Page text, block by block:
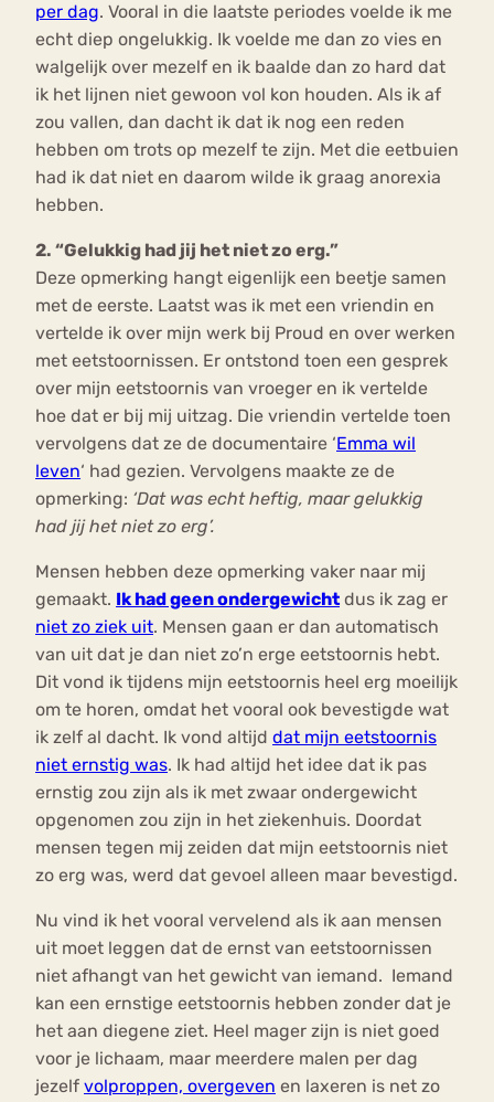
per dag. Vooral in die laatste periodes voelde ik me
echt diep ongelukkig. Ik voelde me dan zo vies en
walgelijk over mezelf en ik baalde dan zo hard dat
ik het lijnen niet gewoon vol kon houden. Als ik af
zou vallen, dan dacht ik dat ik nog een reden
hebben om trots op mezelf te zijn. Met die eetbuien
had ik dat niet en daarom wilde ik graag anorexia
hebben.
2. “Gelukkig had jij het niet zo erg.”
Deze opmerking hangt eigenlijk een beetje samen
met de eerste. Laatst was ik met een vriendin en
vertelde ik over mijn werk bij Proud en over werken
met eetstoornissen. Er ontstond toen een gesprek
over mijn eetstoornis van vroeger en ik vertelde
hoe dat er bij mij uitzag. Die vriendin vertelde toen
vervolgens dat ze de documentaire ‘Emma wil
leven‘ had gezien. Vervolgens maakte ze de
opmerking: ‘Dat was echt heftig, maar gelukkig
had jij het niet zo erg’.
Mensen hebben deze opmerking vaker naar mij
gemaakt. Ik had geen ondergewicht dus ik zag er
niet zo ziek uit. Mensen gaan er dan automatisch
van uit dat je dan niet zo’n erge eetstoornis hebt.
Dit vond ik tijdens mijn eetstoornis heel erg moeilijk
om te horen, omdat het vooral ook bevestigde wat
ik zelf al dacht. Ik vond altijd dat mijn eetstoornis
niet ernstig was. Ik had altijd het idee dat ik pas
ernstig zou zijn als ik met zwaar ondergewicht
opgenomen zou zijn in het ziekenhuis. Doordat
mensen tegen mij zeiden dat mijn eetstoornis niet
zo erg was, werd dat gevoel alleen maar bevestigd.
Nu vind ik het vooral vervelend als ik aan mensen
uit moet leggen dat de ernst van eetstoornissen
niet afhangt van het gewicht van iemand. Iemand
kan een ernstige eetstoornis hebben zonder dat je
het aan diegene ziet. Heel mager zijn is niet goed
voor je lichaam, maar meerdere malen per dag
jezelf volproppen, overgeven en laxeren is net zo